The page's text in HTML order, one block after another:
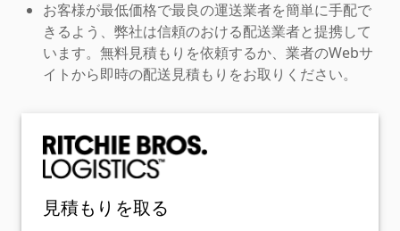
お客様が最低価格で最良の運送業者を簡単に手配で
きるよう、弊社は信頼のおける配送業者と提携して
います。無料見積もりを依頼するか、業者のWebサ
イトから即時の配送見積もりをお取りください。
見積もりを取る